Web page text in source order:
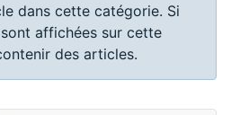
dans cette catégorie. Si
affichées sur cette
des articles.